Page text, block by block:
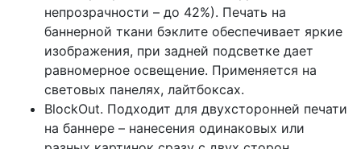
непрозрачности – до 42%). Печать на
баннерной ткани бэклите обеспечивает яркие
изображения, при задней подсветке дает
равномерное освещение. Применяется на
световых панелях, лайтбоксах.
BlockOut. Подходит для двухсторонней печати
на баннере – нанесения одинаковых или